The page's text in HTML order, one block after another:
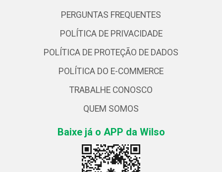
PERGUNTAS FREQUENTES
POLÍTICA DE PRIVACIDADE
POLÍTICA DE PROTEÇÃO DE DADOS
POLÍTICA DO E-COMMERCE
TRABALHE CONOSCO
QUEM SOMOS
Baixe já o APP da Wilso